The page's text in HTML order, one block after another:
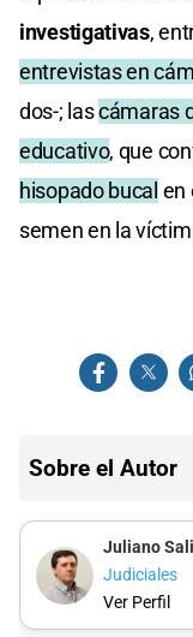
investigativas,
entrevistas en
dos-; lascámaras
educativo, que
hisopado bucal en
semen en la
Sobre el Autor
Juliano
Judiciales
Ver Perfil